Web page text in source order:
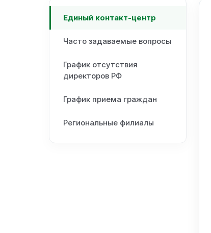
Единый контакт-центр
Часто задаваемые вопросы
График отсутствия
директоров РФ
График приема граждан
Региональные филиалы